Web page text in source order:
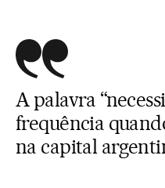
A palavra
frequência
na capital